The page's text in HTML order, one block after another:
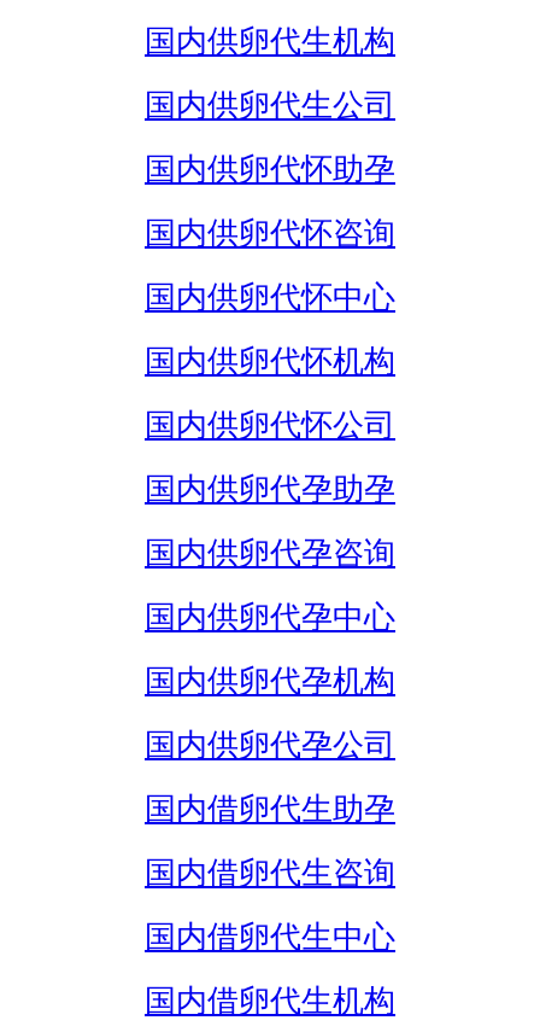
国内供卵代生机构
国内供卵代生公司
国内供卵代怀助孕
国内供卵代怀咨询
国内供卵代怀中心
国内供卵代怀机构
国内供卵代怀公司
国内供卵代孕助孕
国内供卵代孕咨询
国内供卵代孕中心
国内供卵代孕机构
国内供卵代孕公司
国内借卵代生助孕
国内借卵代生咨询
国内借卵代生中心
国内借卵代生机构